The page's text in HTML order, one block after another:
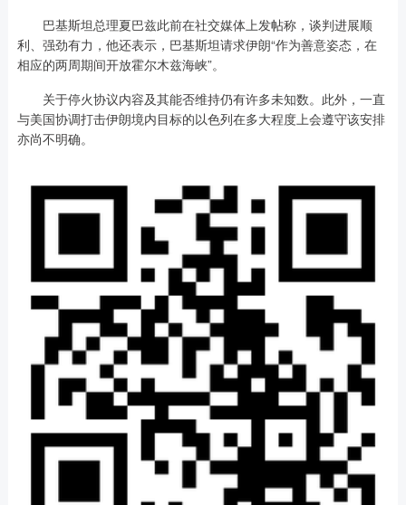
巴基斯坦总理夏巴兹此前在社交媒体上发帖称，谈判进展顺
利、强劲有力，他还表示，巴基斯坦请求伊朗“作为善意姿态，在
相应的两周期间开放霍尔木兹海峡”。
关于停火协议内容及其能否维持仍有许多未知数。此外，一直
与美国协调打击伊朗境内目标的以色列在多大程度上会遵守该安排
亦尚不明确。